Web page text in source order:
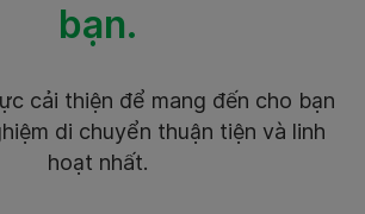
bạn.
cải thiện để mang đến cho bạn
di chuyển thuận tiện và linh
hoạt nhất.